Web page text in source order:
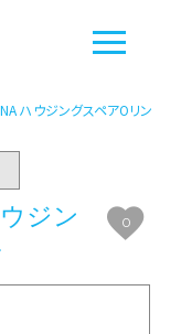
NA ハウジングスペアOリン
ジン
0